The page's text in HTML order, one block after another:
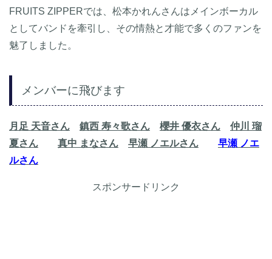
FRUITS ZIPPERでは、松本かれんさんはメインボーカル
としてバンドを牽引し、その情熱と才能で多くのファンを
魅了しました。
メンバーに飛びます
月足 天音さん 鎮西 寿々歌さん 櫻井 優衣さん
仲川 瑠
夏さん
真中 まなさん 早瀬 ノエルさん
早瀬 ノエ
ルさん
スポンサードリンク